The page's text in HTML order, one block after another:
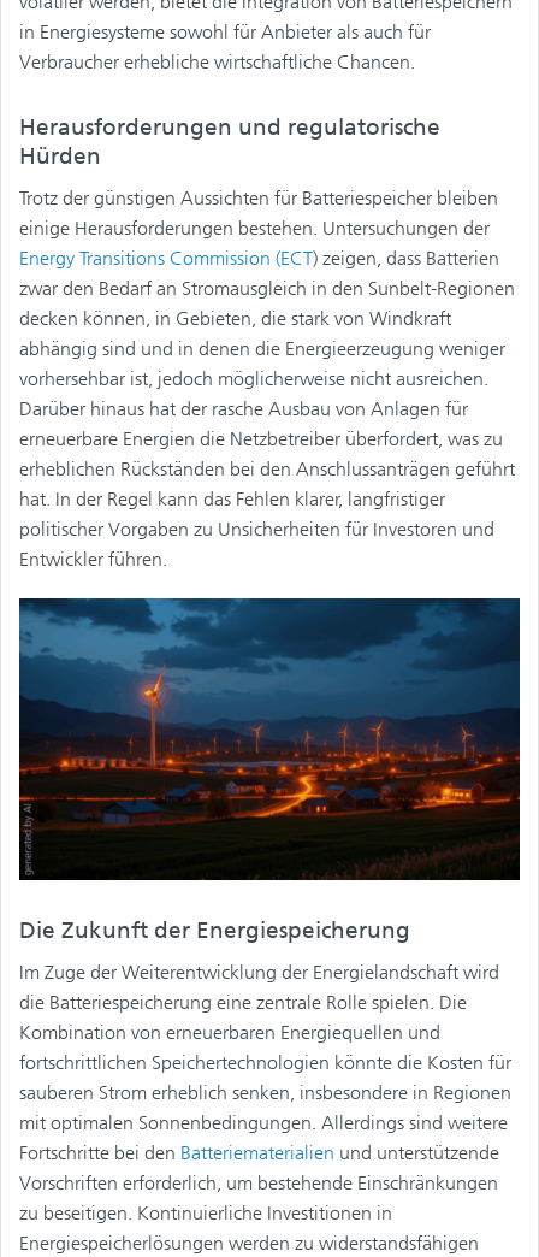
in Energiesysteme sowohl für Anbieter als auch für
Verbraucher erhebliche wirtschaftliche Chancen.
Herausforderungen und regulatorische
Hürden
Trotz der günstigen Aussichten für Batteriespeicher bleiben
einige Herausforderungen bestehen. Untersuchungen der
Energy Transitions Commission (ECT) zeigen, dass Batterien
zwar den Bedarf an Stromausgleich in den Sunbelt-Regionen
decken können, in Gebieten, die stark von Windkraft
abhängig sind und in denen die Energieerzeugung weniger
vorhersehbar ist, jedoch möglicherweise nicht ausreichen.
Darüber hinaus hat der rasche Ausbau von Anlagen für
erneuerbare Energien die Netzbetreiber überfordert, was zu
erheblichen Rückständen bei den Anschlussanträgen geführt
hat. In der Regel kann das Fehlen klarer, langfristiger
politischer Vorgaben zu Unsicherheiten für Investoren und
Entwickler führen.
Die Zukunft der Energiespeicherung
Im Zuge der Weiterentwicklung der Energielandschaft wird
die Batteriespeicherung eine zentrale Rolle spielen. Die
Kombination von erneuerbaren Energiequellen und
fortschrittlichen Speichertechnologien könnte die Kosten für
sauberen Strom erheblich senken, insbesondere in Regionen
mit optimalen Sonnenbedingungen. Allerdings sind weitere
Fortschritte bei den Batteriematerialien und unterstützende
Vorschriften erforderlich, um bestehende Einschränkungen
zu beseitigen. Kontinuierliche Investitionen in
Energiespeicherlösungen werden zu widerstandsfähigen